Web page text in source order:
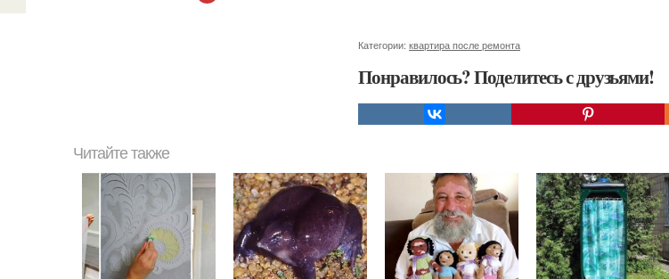
Категории: квартира после ремонта
Понравилось? Поделитесь с друзьями!
Читайте также